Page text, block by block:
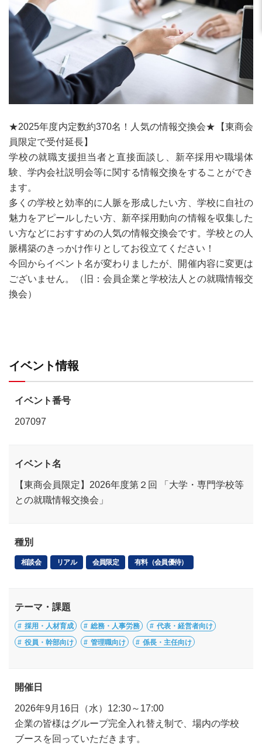
★2025年度内定数約370名！人気の情報交換会★【東商会
員限定で受付延長】
学校の就職支援担当者と直接面談し、新卒採用や職場体
験、学内会社説明会等に関する情報交換をすることができ
ます。
多くの学校と効率的に人脈を形成したい方、学校に自社の
魅力をアピールしたい方、新卒採用動向の情報を収集した
い方などにおすすめの人気の情報交換会です。学校との人
脈構築のきっかけ作りとしてお役立てください！
今回からイベント名が変わりましたが、開催内容に変更は
ございません。（旧：会員企業と学校法人との就職情報交
換会）
イベント情報
イベント番号
207097
イベント名
【東商会員限定】2026年度第２回 「大学・専門学校等
との就職情報交換会」
種別
相談会 リアル 会員限定 有料（会員優待）
テーマ・課題
採用・人材育成 総務・人事労務 代表・経営者向け
役員・幹部向け 管理職向け 係長・主任向け
開催日
2026年9月16日（水）12:30～17:00
企業の皆様はグループ完全入れ替え制で、場内の学校
ブースを回っていただきます。